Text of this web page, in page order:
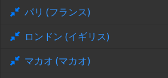
パリ (フランス)
ロンドン (イギリス)
マカオ (マカオ)